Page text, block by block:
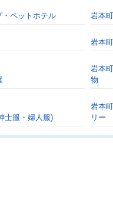
ペットホテル 岩本
岩本
岩本
物
士服・婦人服)
岩本
リー